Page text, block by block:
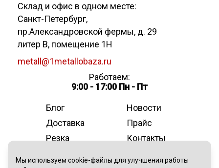
Склад и офис в одном месте:
Санкт-Петербург,
пр.Александровской фермы, д. 29
литер В, помещение 1Н
metall@1metallobaza.ru
Работаем:
9:00 - 17:00 Пн - Пт
Блог
Новости
Доставка
Прайс
Резка
Контакты
Мы используем cookie-файлы для улучшения работы